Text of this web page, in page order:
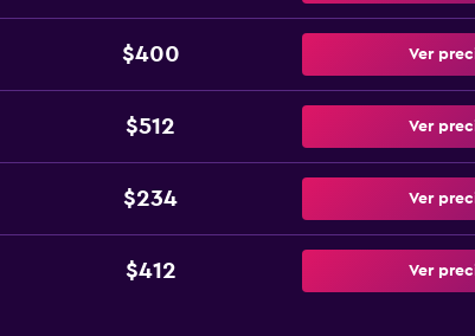
$400 Ver
$512 Ver
$234 Ver
$412 Ver